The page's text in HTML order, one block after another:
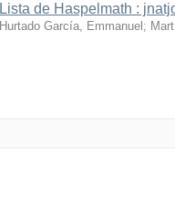
Lista de Haspelmath :
Hurtado García, Emmanuel ;